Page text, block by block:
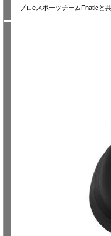
プロeスポーツチームFnaticと